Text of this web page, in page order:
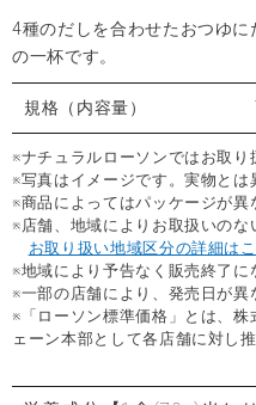
4種のだしを合わせたおつゆ
の一杯です。
規格（内容量）
※ナチュラルローソンではお取り
※写真はイメージです。実物とは
※商品によってはパッケージが異
※店舗、地域によりお取扱いのな
お取り扱い地域区分の詳細は
※地域により予告なく販売終了に
※一部の店舗により、発売日が異
※「ローソン標準価格」とは、
ェーン本部として各店舗に対し